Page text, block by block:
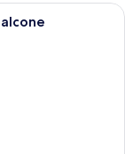
moderno con un